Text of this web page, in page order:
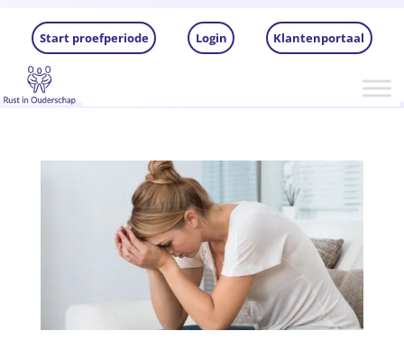
Klantenportaal
Login
Start proefperiode